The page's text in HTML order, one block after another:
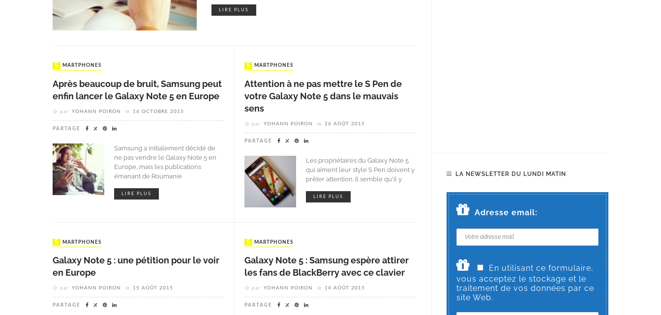
LIRE PLUS
SMARTPHONES
Après beaucoup de bruit, Samsung peut
enfin lancer le Galaxy Note 5 en Europe
par YOHANN POIRON le 16 OCTOBRE 2015
PARTAGE
Samsung a initialement décidé de
ne pas vendre le Galaxy Note 5 en
Europe, mais les publications
émanant de Roumanie
LIRE PLUS
SMARTPHONES
Attention à ne pas mettre le S Pen de
votre Galaxy Note 5 dans le mauvais
sens
par YOHANN POIRON le 26 AOÛT 2015
PARTAGE
Les propriétaires du Galaxy Note 5
qui aiment leur style S Pen doivent y
prêter attention. Il semble qu'il y
LIRE PLUS
SMARTPHONES
Galaxy Note 5 : une pétition pour le voir
en Europe
par YOHANN POIRON le 15 AOÛT 2015
PARTAGE
SMARTPHONES
Galaxy Note 5 : Samsung espère attirer
les fans de BlackBerry avec ce clavier
par YOHANN POIRON le 14 AOÛT 2015
PARTAGE
LA NEWSLETTER DU LUNDI MATIN
Adresse email:
En utilisant ce formulaire,
vous acceptez le stockage et le
traitement de vos données par ce
site Web.